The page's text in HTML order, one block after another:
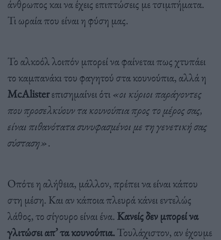
άνθρωπος και να έχεις επιπτώσεις με τσιμπήματα.
Τι ωραία που είναι η φύση μας.
Το αλκοόλ λοιπόν μπορεί να φαίνεται πως χτυπάει
το καμπανάκι του φαγητού στα κουνούπια, αλλά η
McAlisterεπισημαίνει ότι«οι κύριοι παράγοντες
που προσελκύουν τα κουνούπια προς το μέρος σας,
είναι πιθανότατα συνυφασμένοι με τη γενετική σας
σύσταση».
Οπότε η αλήθεια, μάλλον, πρέπει να είναι κάπου
στη μέση. Και αν κάποια πλευρά κάνει εντελώς
λάθος, το σίγουρο είναι ένα. Κανείς δεν μπορεί να
γλιτώσει απ’ τα κουνούπια.Τουλάχιστον, αν έχουμε